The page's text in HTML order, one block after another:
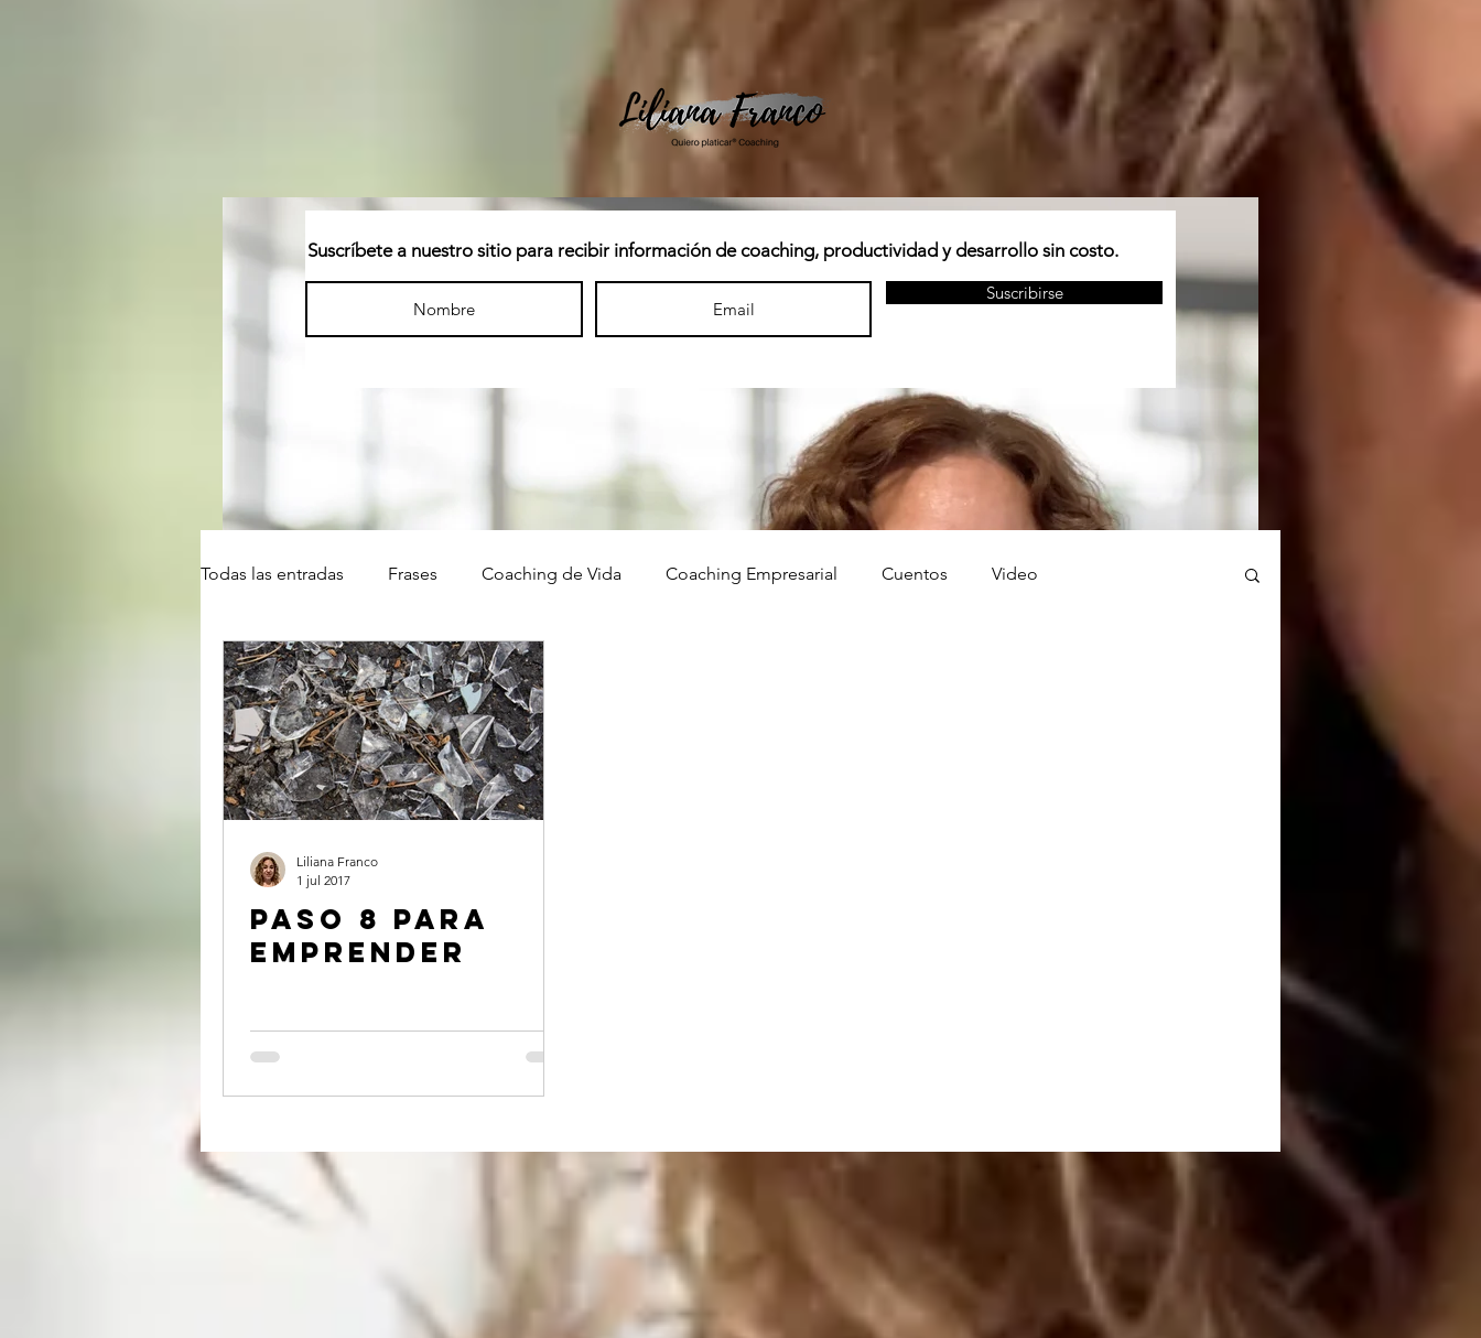
Suscríbete a nuestro sitio para recibir información de coaching, productividad y desarrollo sin costo.
Suscribirse
Todas las entradas Frases Coaching de Vida Coaching Empresarial Cuentos Video
Paso 8 para
emprender
Liliana Franco
1 jul 2017